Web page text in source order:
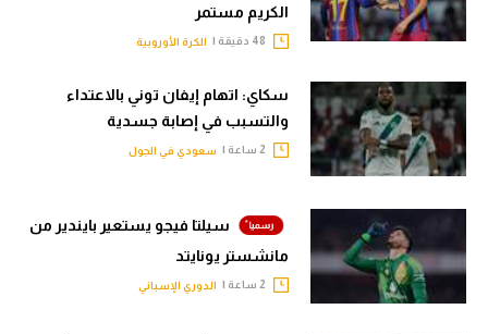
الكريم مستمر
الكرة الأوروبية
سكاي: اتهام إيفان توني بالاعتداء
والتسبب في إصابة جسدية
سعودي في الجول
سيلتا فيجو يستعير بايندير من
مانشستر يونايتد
الدوري الإسباني